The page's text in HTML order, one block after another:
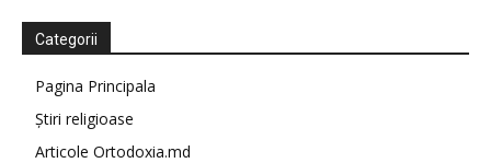
Categorii
Pagina Principala
Știri religioase
Articole Ortodoxia.md